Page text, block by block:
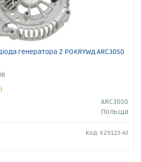
генератора Z POKRYWд ARC3050
ARC3050
Польща
Код: 629123-43